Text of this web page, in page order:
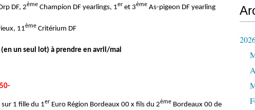
DF, 2ème Champion DF yearlings, 1er et 3ème As-pigeon DF yearling
11ème Critérium DF
un seul lot) à prendre en avril/mai
50-
1 fille du 1er Euro Région Bordeaux 00 x fils du 2ème Bordeaux 00 de